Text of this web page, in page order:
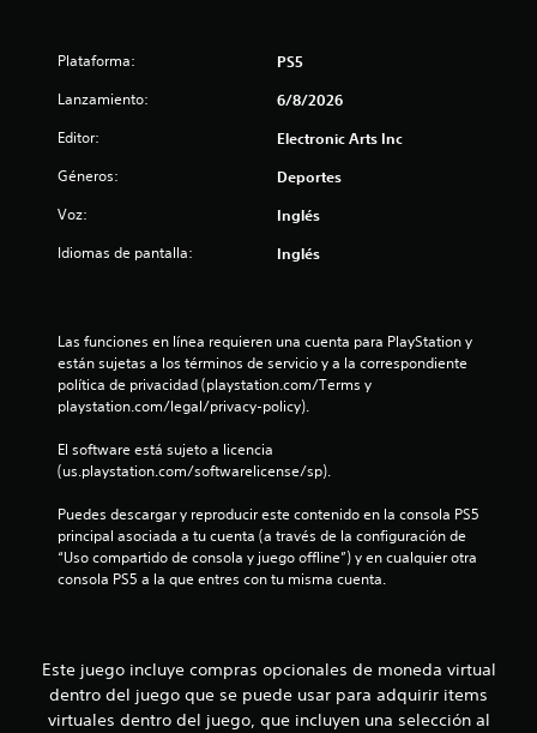
Plataforma: PS5
Lanzamiento: 6/8/2026
Editor: Electronic Arts Inc
Géneros: Deportes
Voz: Inglés
Idiomas de pantalla: Inglés
Las funciones en línea requieren una cuenta para PlayStation y
están sujetas a los términos de servicio y a la correspondiente
política de privacidad (playstation.com/Terms y
playstation.com/legal/privacy-policy).
El software está sujeto a licencia
(us.playstation.com/softwarelicense/sp).
Puedes descargar y reproducir este contenido en la consola PS5
principal asociada a tu cuenta (a través de la configuración de
“Uso compartido de consola y juego offline”) y en cualquier otra
consola PS5 a la que entres con tu misma cuenta.
Este juego incluye compras opcionales de moneda virtual
dentro del juego que se puede usar para adquirir items
virtuales dentro del juego, que incluyen una selección al